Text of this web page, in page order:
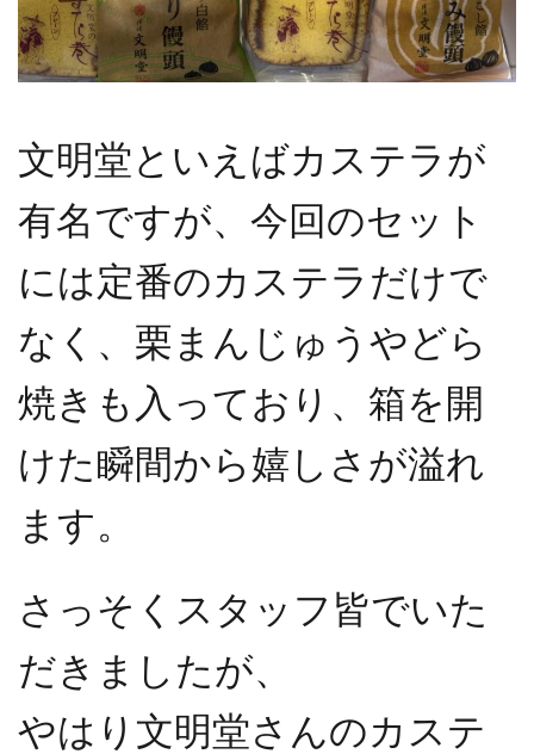
文明堂といえばカステラが
有名ですが、今回のセット
には定番のカステラだけで
なく、栗まんじゅうやどら
焼きも入っており、箱を開
けた瞬間から嬉しさが溢れ
ます。
さっそくスタッフ皆でいた
だきましたが、
やはり文明堂さんのカステ